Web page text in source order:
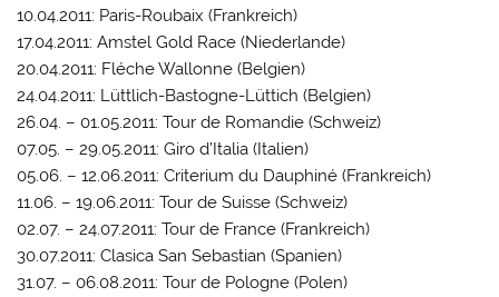
10.04.2011: Paris-Roubaix (Frankreich)
17.04.2011: Amstel Gold Race (Niederlande)
20.04.2011: Fléche Wallonne (Belgien)
24.04.2011: Lüttlich-Bastogne-Lüttich (Belgien)
26.04. – 01.05.2011: Tour de Romandie (Schweiz)
07.05. – 29.05.2011: Giro d’Italia (Italien)
05.06. – 12.06.2011: Criterium du Dauphiné (Frankreich)
11.06. – 19.06.2011: Tour de Suisse (Schweiz)
02.07. – 24.07.2011: Tour de France (Frankreich)
30.07.2011: Clasica San Sebastian (Spanien)
31.07. – 06.08.2011: Tour de Pologne (Polen)